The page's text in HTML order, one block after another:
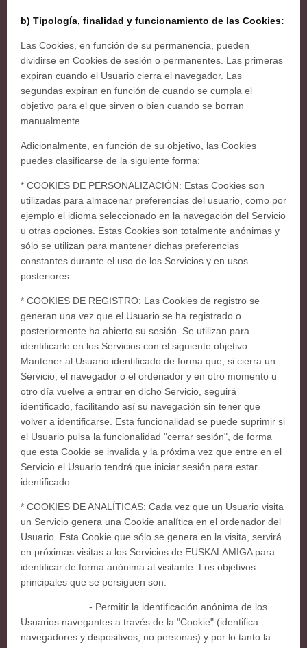
b) Tipología, finalidad y funcionamiento de las Cookies:
Las Cookies, en función de su permanencia, pueden
dividirse en Cookies de sesión o permanentes. Las primeras
expiran cuando el Usuario cierra el navegador. Las
segundas expiran en función de cuando se cumpla el
objetivo para el que sirven o bien cuando se borran
manualmente.
Adicionalmente, en función de su objetivo, las Cookies
puedes clasificarse de la siguiente forma:
* COOKIES DE PERSONALIZACIÓN: Estas Cookies son
utilizadas para almacenar preferencias del usuario, como por
ejemplo el idioma seleccionado en la navegación del Servicio
u otras opciones. Estas Cookies son totalmente anónimas y
sólo se utilizan para mantener dichas preferencias
constantes durante el uso de los Servicios y en usos
posteriores.
* COOKIES DE REGISTRO: Las Cookies de registro se
generan una vez que el Usuario se ha registrado o
posteriormente ha abierto su sesión. Se utilizan para
identificarle en los Servicios con el siguiente objetivo:
Mantener al Usuario identificado de forma que, si cierra un
Servicio, el navegador o el ordenador y en otro momento u
otro día vuelve a entrar en dicho Servicio, seguirá
identificado, facilitando así su navegación sin tener que
volver a identificarse. Esta funcionalidad se puede suprimir si
el Usuario pulsa la funcionalidad "cerrar sesión", de forma
que esta Cookie se invalida y la próxima vez que entre en el
Servicio el Usuario tendrá que iniciar sesión para estar
identificado.
* COOKIES DE ANALÍTICAS: Cada vez que un Usuario visita
un Servicio genera una Cookie analítica en el ordenador del
Usuario. Esta Cookie que sólo se genera en la visita, servirá
en próximas visitas a los Servicios de EUSKALAMIGA para
identificar de forma anónima al visitante. Los objetivos
principales que se persiguen son:
- Permitir la identificación anónima de los
Usuarios navegantes a través de la "Cookie" (identifica
navegadores y dispositivos, no personas) y por lo tanto la